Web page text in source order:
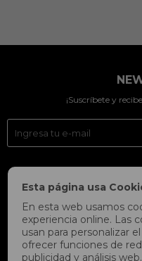
Esta página usa
En esta web usamos
experiencia online. Las
usan para personalizar
ofrecer funciones de
publicidad y análisis
¡Suscríbete y